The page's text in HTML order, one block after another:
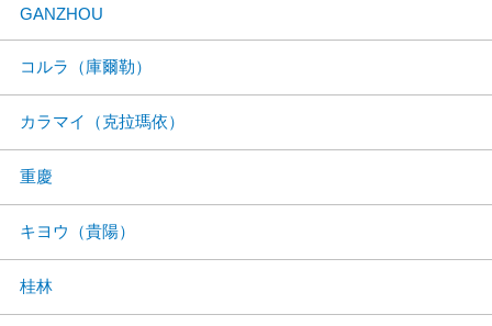
GANZHOU
コルラ（庫爾勒）
カラマイ（克拉瑪依）
重慶
キヨウ（貴陽）
桂林